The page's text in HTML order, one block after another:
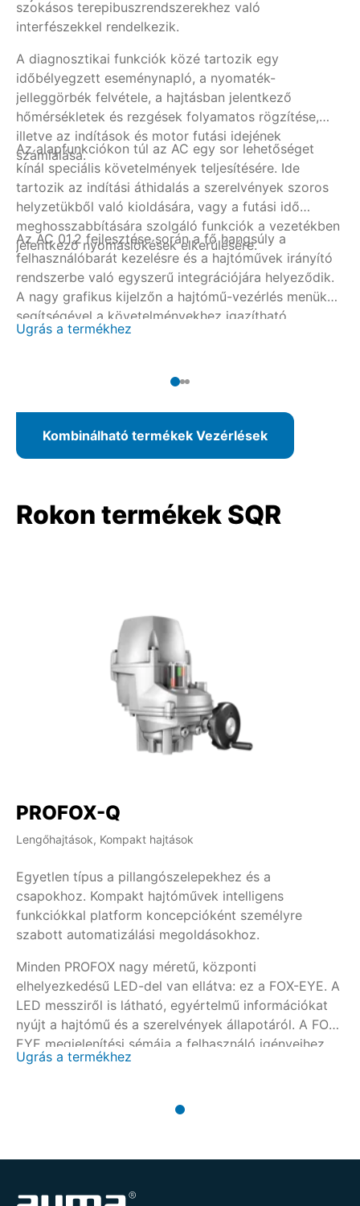
szokásos terepibuszrendszerekhez való
interfészekkel rendelkezik.
A diagnosztikai funkciók közé tartozik egy
időbélyegzett eseménynapló, a nyomaték-
jelleggörbék felvétele, a hajtásban jelentkező
hőmérsékletek és rezgések folyamatos rögzítése,
illetve az indítások és motor futási idejének
számlálása.
Az alapfunkciókon túl az AC egy sor lehetőséget
kínál speciális követelmények teljesítésére. Ide
tartozik az indítási áthidalás a szerelvények szoros
helyzetükből való kioldására, vagy a futási idő
meghosszabbítására szolgáló funkciók a vezetékben
jelentkező nyomáslökések elkerülésére.
Az AC 01.2 fejlesztése során a fő hangsúly a
felhasználóbarát kezelésre és a hajtóművek irányító
rendszerbe való egyszerű integrációjára helyeződik.
A nagy grafikus kijelzőn a hajtómű-vezérlés menük
segítségével a követelményekhez igazítható,
alternatív módon az AUMA CDT-vel vezeték nélküli
kapcsolattal a paraméterezés az irányítópultról is
Ugrás a termékhez
Kombinálható termékek Vezérlések
Rokon termékek SQR
PROFOX-Q
Lengőhajtások, Kompakt hajtások
Egyetlen típus a pillangószelepekhez és a
csapokhoz. Kompakt hajtóművek intelligens
funkciókkal platform koncepcióként személyre
szabott automatizálási megoldásokhoz.
Minden PROFOX nagy méretű, központi
elhelyezkedésű LED-del van ellátva: ez a FOX-EYE. A
LED messziről is látható, egyértelmű információkat
nyújt a hajtómű és a szerelvények állapotáról. A FOX-
EYE megjelenítési sémája a felhasználó igényeihez
igazítható.
Ugrás a termékhez